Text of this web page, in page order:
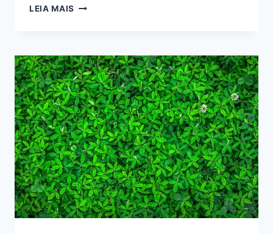
LEIA MAIS VEJA:
CALÓRICAS
E
SEUS
BENEFÍCIOS